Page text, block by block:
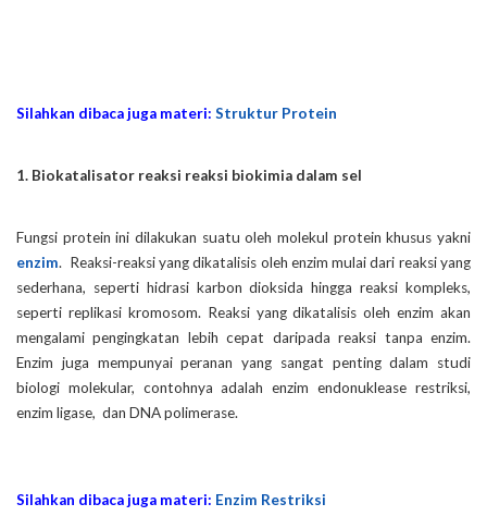
Silahkan dibaca juga materi: Struktur Protein
1. Biokatalisator reaksi reaksi biokimia dalam sel
Fungsi protein ini dilakukan suatu oleh molekul protein khusus yakni
enzim. Reaksi-reaksi yang dikatalisis oleh enzim mulai dari reaksi yang
sederhana, seperti hidrasi karbon dioksida hingga reaksi kompleks,
seperti replikasi kromosom. Reaksi yang dikatalisis oleh enzim akan
mengalami pengingkatan lebih cepat daripada reaksi tanpa enzim.
Enzim juga mempunyai peranan yang sangat penting dalam studi
biologi molekular, contohnya adalah enzim endonuklease restriksi,
enzim ligase, dan DNA polimerase.
Silahkan dibaca juga materi: Enzim Restriksi